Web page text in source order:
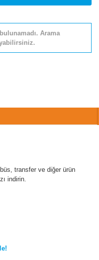
Arama
transfer ve diğer ürün
indirin.